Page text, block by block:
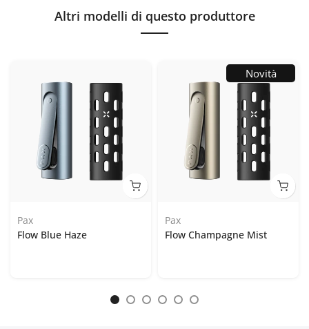
Altri modelli di questo produttore
Pax
Flow Blue Haze
Novità
Pax
Flow Champagne Mist